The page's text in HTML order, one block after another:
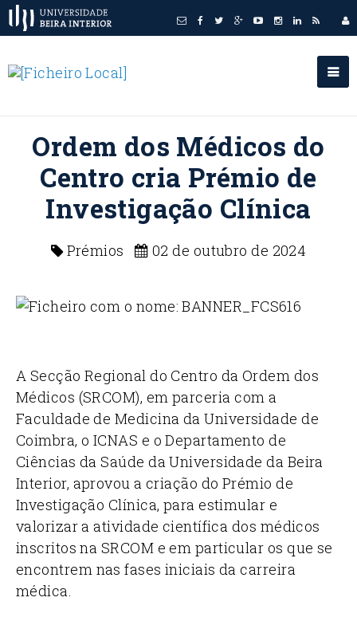
Ordem dos Médicos do
Centro cria Prémio de
Investigação Clínica
Prémios 02 de outubro de 2024
A Secção Regional do Centro da Ordem dos
Médicos (SRCOM), em parceria com a
Faculdade de Medicina da Universidade de
Coimbra, o ICNAS e o Departamento de
Ciências da Saúde da Universidade da Beira
Interior, aprovou a criação do Prémio de
Investigação Clínica, para estimular e
valorizar a atividade científica dos médicos
inscritos na SRCOM e em particular os que se
encontrem nas fases iniciais da carreira
médica.